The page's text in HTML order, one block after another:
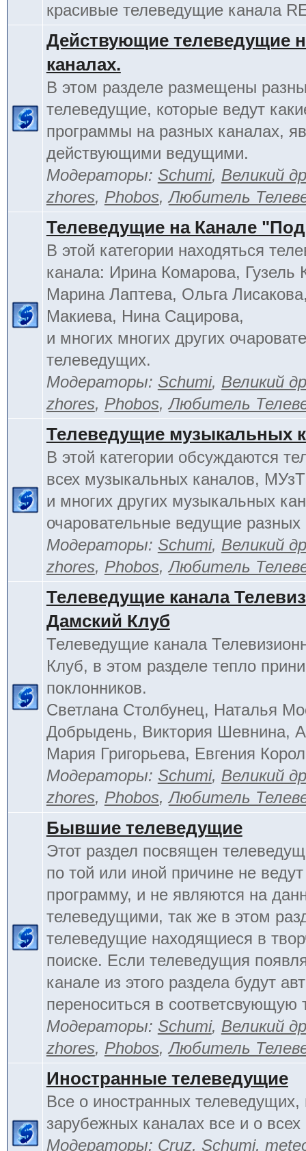
красивые телеведущие канала
Действующие телеведущие
каналах.
В этом разделе размещены
телеведущие, которые ведут
программы на разных каналах,
действующими ведущими.
Модераторы: Schumi, Великий
zhores, Phobos,Любитель
Телеведущие на Канале
В этой категории находяться
канала: Ирина Комарова, Гузель
Марина Лаптева, Ольга
Макиева, Нина Сацирова,
и многих многих других
телеведущих.
Модераторы: Schumi, Великий
zhores, Phobos,Любитель
Телеведущие музыкальных
В этой категории обсуждаются
всех музыкальных каналов,
и многих других музыкальных
очаровательные ведущие разных
Модераторы: Schumi, Великий
zhores, Phobos,Любитель
Телеведущие канала
Дамский Клуб
Телеведущие канала
Клуб, в этом разделе тепло
поклонников.
Светлана Столбунец, Наталья
Добрыдень, Виктория Шевнина,
Мария Григорьева, Евгения
Модераторы: Schumi, Великий
zhores, Phobos,Любитель
Бывшие телеведущие
Этот раздел посвящен
по той или иной причине не
программу, и не являются на
телеведущими, так же в этом
телеведущие находящиеся в
поиске. Если телеведущия
канале из этого раздела будут
переноситься в соответсвующую
Модераторы: Schumi, Великий
zhores, Phobos,Любитель
Иностранные телеведущие
Все о иностранных телеведущих,
зарубежных каналах все и о всех
Модераторы: Cruz, Schumi,